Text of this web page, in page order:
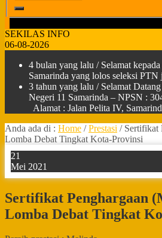
SEKILAS INFO
06-08-2026
4 bulan yang lalu / Selamat
Samarinda yang lolos seleksi
3 tahun yang lalu / Selamat
Negeri 11 Samarinda – NPSN :
Alamat : Jalan Pelita IV,
Anda ada di : Home /Prestasi / Sertifikat
Lomba Debat Tingkat Kota-Provinsi
21
Mei 2021
Sertifikat Penghargaan
Lomba Debat Tingkat